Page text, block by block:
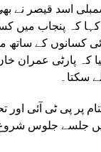
اسد قیصر نے
کہ پنجاب میں
کسانوں کے ساتھ
کہ پارٹی عمران
سکتا۔
پر پی ٹی آئی اور
جلسے جلوس شروع